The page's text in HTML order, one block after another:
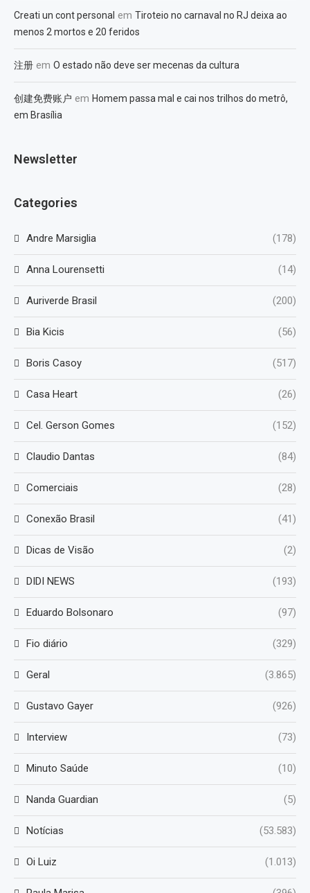
Creati un cont personal em Tiroteio no carnaval no RJ deixa ao
menos 2 mortos e 20 feridos
注册 em O estado não deve ser mecenas da cultura
创建免费账户 em Homem passa mal e cai nos trilhos do metrô,
em Brasília
Newsletter
Categories
Andre Marsiglia (178)
Anna Lourensetti (14)
Auriverde Brasil (200)
Bia Kicis (56)
Boris Casoy (517)
Casa Heart (26)
Cel. Gerson Gomes (152)
Claudio Dantas (84)
Comerciais (28)
Conexão Brasil (41)
Dicas de Visão (2)
DIDI NEWS (193)
Eduardo Bolsonaro (97)
Fio diário (329)
Geral (3.865)
Gustavo Gayer (926)
Interview (73)
Minuto Saúde (10)
Nanda Guardian (5)
Notícias (53.583)
Oi Luiz (1.013)